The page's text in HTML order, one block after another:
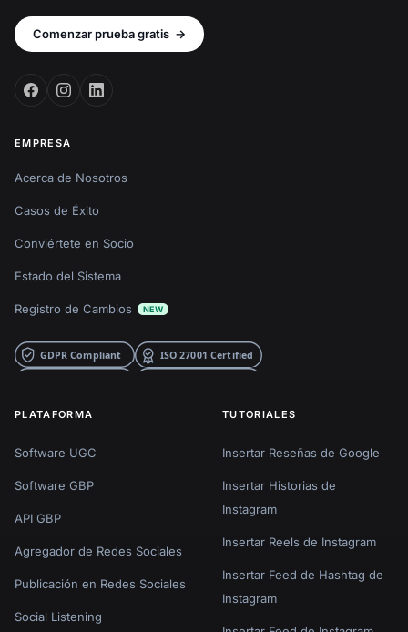
Comenzar prueba gratis →
EMPRESA
Acerca de Nosotros
Casos de Éxito
Conviértete en Socio
Estado del Sistema
Registro de Cambios NEW
PLATAFORMA
Software UGC
Software GBP
API GBP
Agregador de Redes Sociales
Publicación en Redes Sociales
Social Listening
TUTORIALES
Insertar Reseñas de Google
Insertar Historias de
Instagram
Insertar Reels de Instagram
Insertar Feed de Hashtag de
Instagram